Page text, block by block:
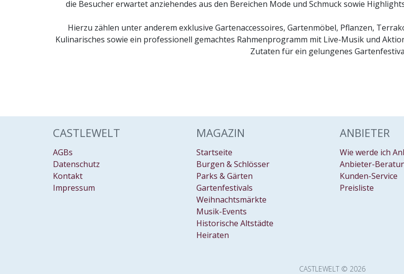
die Besucher erwartet anziehendes aus den Bereichen Mode und Schmuck sowie
Hierzu zählen unter anderem exklusive Gartenaccessoires, Gartenmöbel, Pflanzen,
Kulinarisches sowie ein professionell gemachtes Rahmenprogramm mit Live-Musik und
Zutaten für ein gelungenes
CASTLEWELT
AGBs
Datenschutz
Kontakt
Impressum
MAGAZIN
Startseite
Burgen & Schlösser
Parks & Gärten
Gartenfestivals
Weihnachtsmärkte
Musik-Events
Historische Altstädte
Heiraten
ANBIETER
Wie werde ich
Anbieter-
Kunden-Service
Preisliste
CASTLEWELT © 2026